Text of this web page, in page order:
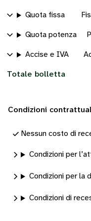
Quota fissa
Quota potenza
Accise e IVA
Totale bolletta
Condizioni
Nessun costo di
Condizioni per
Condizioni per la
Condizioni di